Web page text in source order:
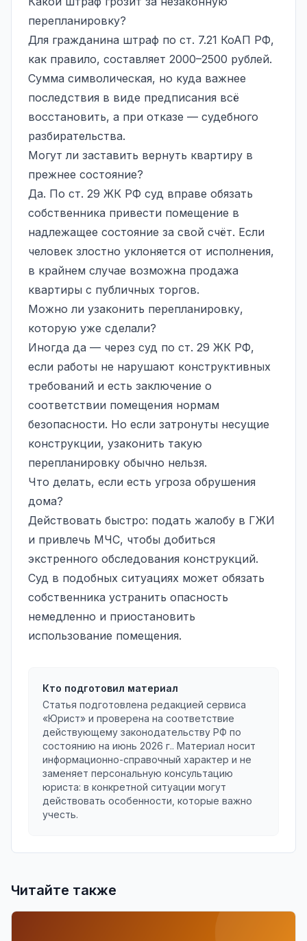
перепланировку?
Для гражданина штраф по ст. 7.21 КоАП РФ,
как правило, составляет 2000–2500 рублей.
Сумма символическая, но куда важнее
последствия в виде предписания всё
восстановить, а при отказе — судебного
разбирательства.
Могут ли заставить вернуть квартиру в
прежнее состояние?
Да. По ст. 29 ЖК РФ суд вправе обязать
собственника привести помещение в
надлежащее состояние за свой счёт. Если
человек злостно уклоняется от исполнения,
в крайнем случае возможна продажа
квартиры с публичных торгов.
Можно ли узаконить перепланировку,
которую уже сделали?
Иногда да — через суд по ст. 29 ЖК РФ,
если работы не нарушают конструктивных
требований и есть заключение о
соответствии помещения нормам
безопасности. Но если затронуты несущие
конструкции, узаконить такую
перепланировку обычно нельзя.
Что делать, если есть угроза обрушения
дома?
Действовать быстро: подать жалобу в ГЖИ
и привлечь МЧС, чтобы добиться
экстренного обследования конструкций.
Суд в подобных ситуациях может обязать
собственника устранить опасность
немедленно и приостановить
использование помещения.
Кто подготовил материал
Статья подготовлена редакцией сервиса
«Юрист» и проверена на соответствие
действующему законодательству РФ по
состоянию на июнь 2026 г.. Материал носит
информационно-справочный характер и не
заменяет персональную консультацию
юриста: в конкретной ситуации могут
действовать особенности, которые важно
учесть.
Читайте также